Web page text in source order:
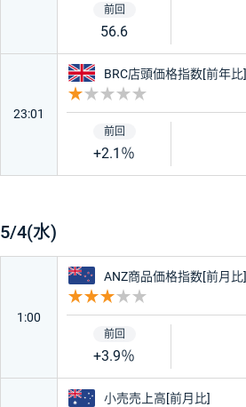
56.6
23:01
イギリス
BRC店頭価格指数[前年比]
+2.1％
5/4(水)
1:00
ニュージーランド
ANZ商品価格指数[前月比]
+3.9％
オーストラリア
小売売上高[前月比]